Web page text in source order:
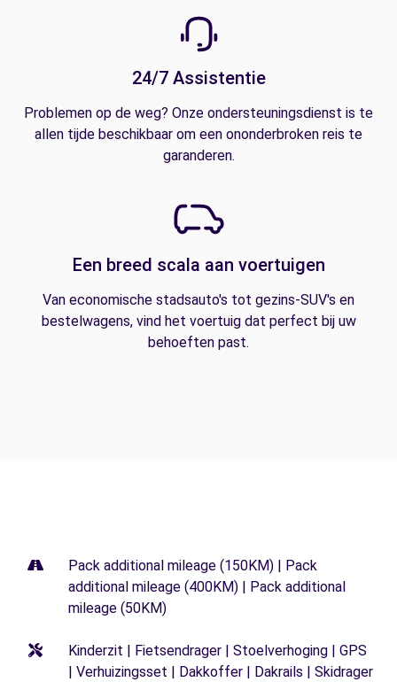
24/7 Assistentie
Problemen op de weg? Onze ondersteuningsdienst is te
allen tijde beschikbaar om een ononderbroken reis te
garanderen.
Een breed scala aan voertuigen
Van economische stadsauto's tot gezins-SUV's en
bestelwagens, vind het voertuig dat perfect bij uw
behoeften past.
Pack additional mileage (150KM) | Pack
additional mileage (400KM) | Pack additional
mileage (50KM)
Kinderzit | Fietsendrager | Stoelverhoging | GPS
| Verhuizingsset | Dakkoffer | Dakrails | Skidrager